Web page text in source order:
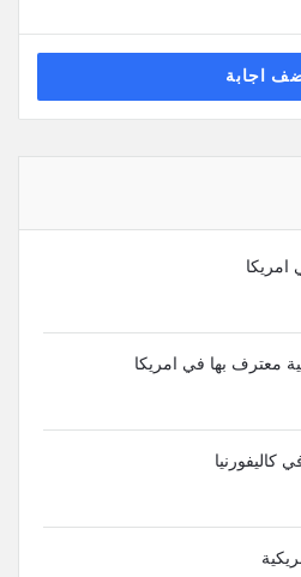
اجابة
امريكا
معترف بها في امريكا
كاليفورنيا